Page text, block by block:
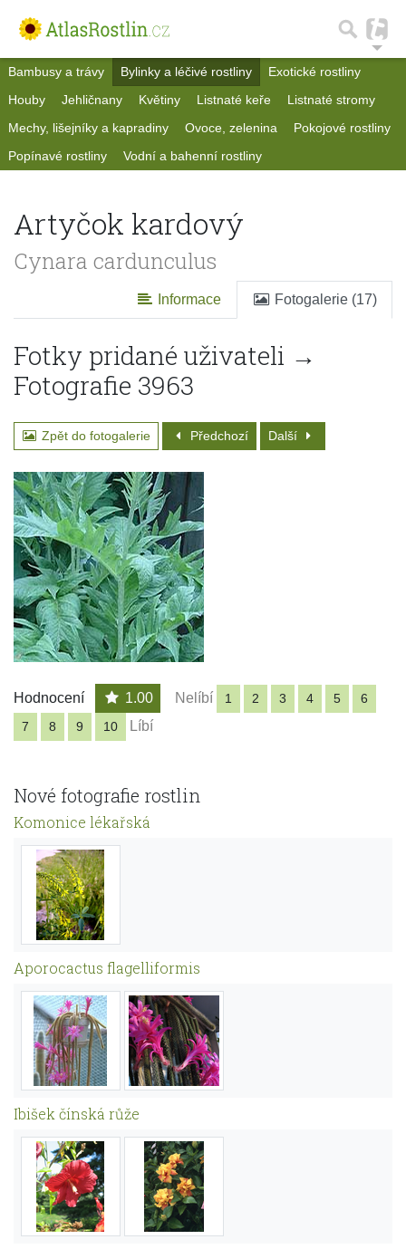
Bambusy a trávy Bylinky a léčivé rostliny
Exotické rostliny
Houby
Jehličnany Květiny Listnaté keře
Listnaté stromy
Mechy, lišejníky a kapradiny
Ovoce, zelenina
Pokojové rostliny
Popínavé rostliny
Vodní a bahenní rostliny
Artyčok kardový
Cynara cardunculus
Informace Fotogalerie (17)
Fotky pridané uživateli →
Fotografie 3963
Zpět do fotogalerie Předchozí Další
Hodnocení 1.00 Nelíbí 1 2 3 4 5
6
7
8 9 10 Líbí
Nové fotografie rostlin
Komonice lékařská
Aporocactus flagelliformis
Ibišek čínská růže